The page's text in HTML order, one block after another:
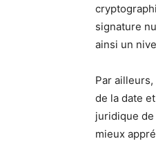
signature
ainsi un
Par
de la date
juridique
mieux